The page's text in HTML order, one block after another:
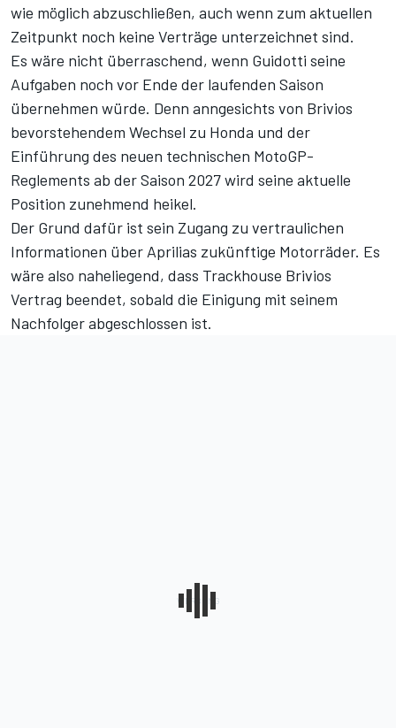
wie möglich abzuschließen, auch wenn zum aktuellen
Zeitpunkt noch keine Verträge unterzeichnet sind.
Es wäre nicht überraschend, wenn Guidotti seine
Aufgaben noch vor Ende der laufenden Saison
übernehmen würde. Denn anngesichts von Brivios
bevorstehendem Wechsel zu Honda und der
Einführung des neuen technischen MotoGP-
Reglements ab der Saison 2027 wird seine aktuelle
Position zunehmend heikel.
Der Grund dafür ist sein Zugang zu vertraulichen
Informationen über Aprilias zukünftige Motorräder. Es
wäre also naheliegend, dass Trackhouse Brivios
Vertrag beendet, sobald die Einigung mit seinem
Nachfolger abgeschlossen ist.